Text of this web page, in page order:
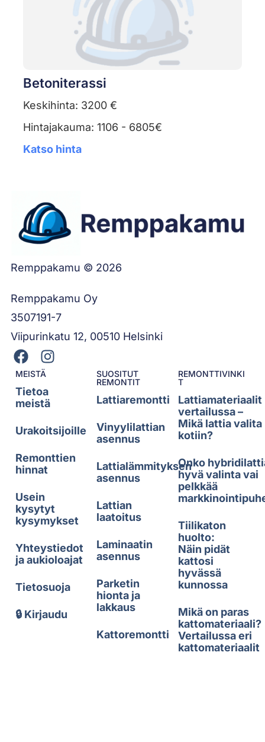
Betoniterassi
Keskihinta: 3200 €
Hintajakauma: 1106 - 6805€
Katso hinta
Remppakamu © 2026
Remppakamu Oy
3507191-7
Viipurinkatu 12, 00510 Helsinki
MEISTÄ
Tietoa
meistä
Urakoitsijoille
Remonttien
hinnat
Usein
kysytyt
kysymykset
Yhteystiedot
ja aukioloajat
Tietosuoja
🔒 Kirjaudu
SUOSITUT
REMONTIT
Lattiaremontti
Vinyylilattian
asennus
Lattialämmityksen
asennus
Lattian
laatoitus
Laminaatin
asennus
Parketin
hionta ja
lakkaus
Kattoremontti
REMONTTIVINKI
T
Lattiamateriaalit
vertailussa –
Mikä lattia valita
kotiin?
Onko
hyvä valinta vai
pelkkää
Tiilikaton
huolto:
Näin pidät
kattosi
hyvässä
kunnossa
Mikä on paras
kattomateriaali?
Vertailussa eri
kattomateriaalit